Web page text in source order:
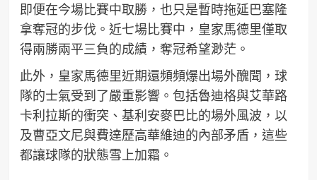
即便在今場比賽中取勝，也只是暫時拖延巴塞隆
拿奪冠的步伐。近七場比賽中，皇家馬德里僅取
得兩勝兩平三負的成績，奪冠希望渺茫。
此外，皇家馬德里近期還頻頻爆出場外醜聞，球
隊的士氣受到了嚴重影響。包括魯迪格與艾華路
卡利拉斯的衝突、基利安麥巴比的場外風波，以
及曹亞文尼與費達歷高華維迪的內部矛盾，這些
都讓球隊的狀態雪上加霜。